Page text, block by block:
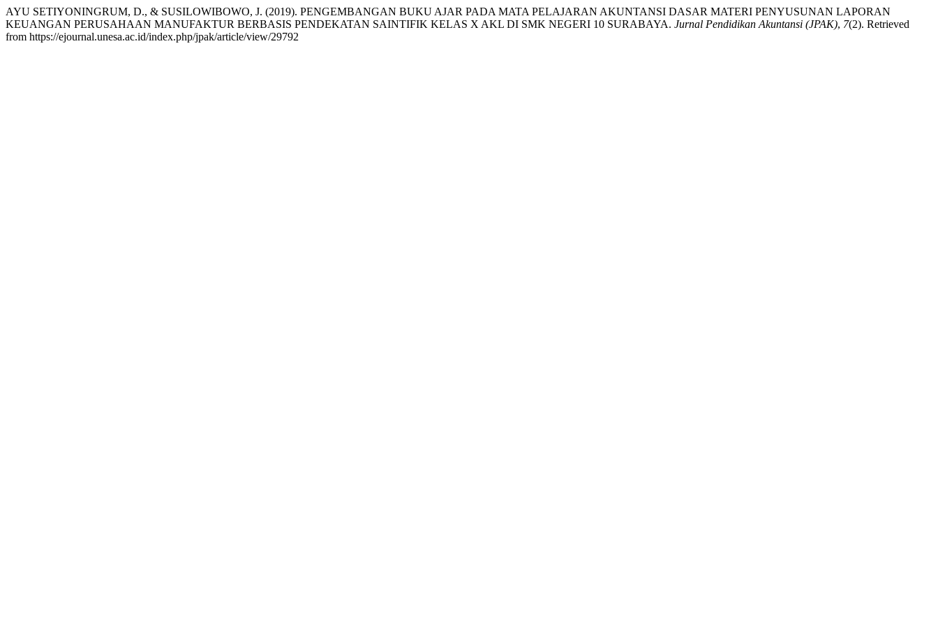
AYU SETIYONINGRUM, D., & SUSILOWIBOWO, J. (2019). PENGEMBANGAN BUKU AJAR PADA MATA PELAJARAN AKUNTANSI DASAR MATERI PENYUSUNAN LAPORAN
KEUANGAN PERUSAHAAN MANUFAKTUR BERBASIS PENDEKATAN SAINTIFIK KELAS X AKL DI SMK NEGERI 10 SURABAYA. Jurnal Pendidikan Akuntansi (JPAK), 7(2). Retrieved
from https://ejournal.unesa.ac.id/index.php/jpak/article/view/29792